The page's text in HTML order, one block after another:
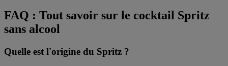
FAQ : Tout savoir sur le cocktail Spritz
sans alcool
Quelle est l'origine du Spritz ?